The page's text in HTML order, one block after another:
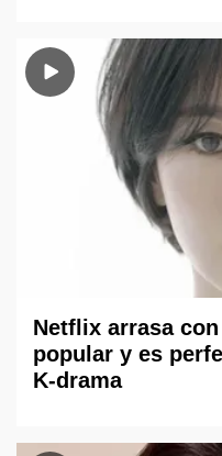
Netflix arrasa
popular y es
K-drama